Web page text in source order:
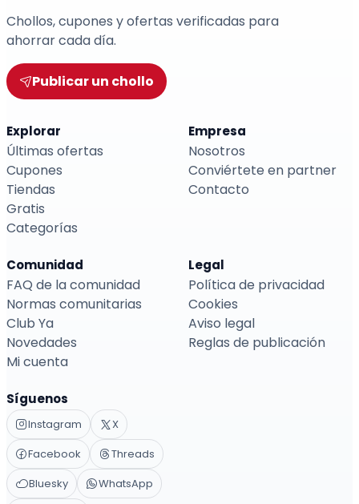
Chollos, cupones y ofertas verificadas para
ahorrar cada día.
Publicar un chollo
Explorar
Últimas ofertas
Cupones
Tiendas
Gratis
Categorías
Empresa
Nosotros
Conviértete en partner
Contacto
Comunidad
FAQ de la comunidad
Normas comunitarias
Club Ya
Novedades
Mi cuenta
Legal
Política de privacidad
Cookies
Aviso legal
Reglas de publicación
Síguenos
Instagram
X
Facebook
Threads
Bluesky
WhatsApp